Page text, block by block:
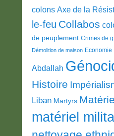
colons Axe de la
le-feu Collabos
de peuplement Crimes de
Démolition de maison Economie
Abdallah
Histoire
Liban Martyrs
matériel